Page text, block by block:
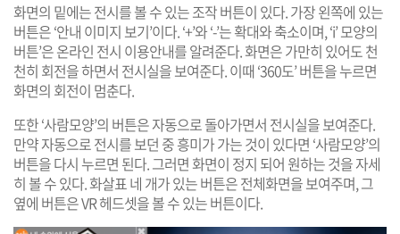
화면의 밑에는 전시를 볼 수 있는 조작 버튼이 있다. 가장 왼쪽에 있는
버튼은 ‘안내 이미지 보기’이다. ‘+’와 ‘-’는 확대와 축소이며, ‘i’ 모양의
버튼’은 온라인 전시 이용안내를 알려준다. 화면은 가만히 있어도 천
천히 회전을 하면서 전시실을 보여준다. 이때 ‘360도’ 버튼을 누르면
화면의 회전이 멈춘다.
또한 ‘사람모양’의 버튼은 자동으로 돌아가면서 전시실을 보여준다.
만약 자동으로 전시를 보던 중 흥미가 가는 것이 있다면 ‘사람모양’의
버튼을 다시 누르면 된다. 그러면 화면이 정지 되어 원하는 것을 자세
히 볼 수 있다. 화살표 네 개가 있는 버튼은 전체화면을 보여주며, 그
옆에 버튼은 VR 헤드셋을 볼 수 있는 버튼이다.